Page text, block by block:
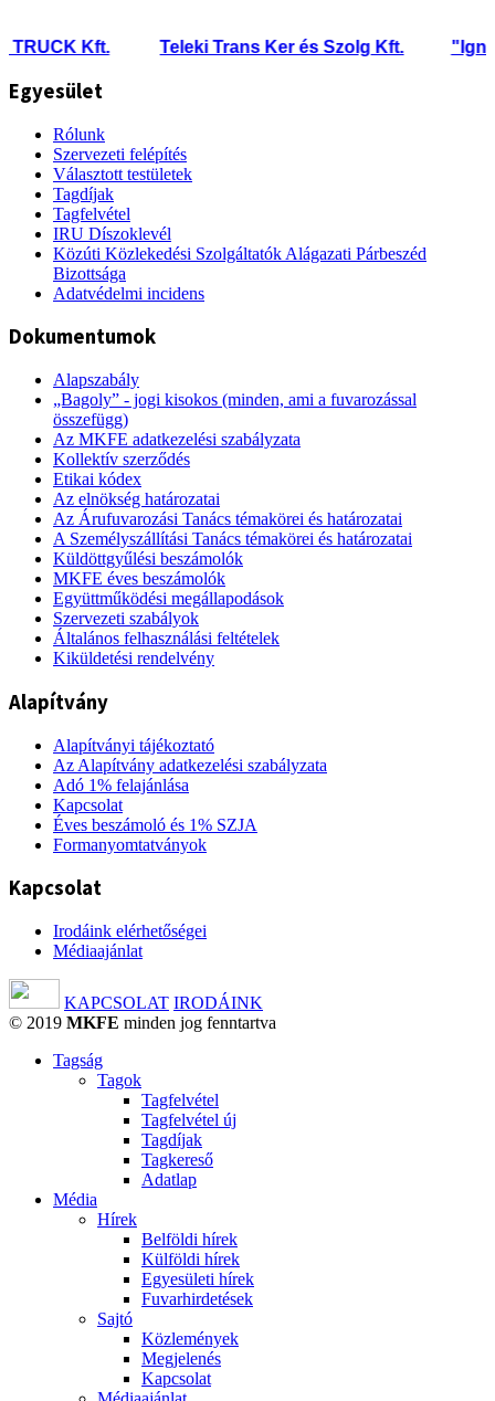
Kft. Teleki Trans Ker és Szolg Kft.
Egyesület
Rólunk
Szervezeti felépítés
Választott testületek
Tagdíjak
Tagfelvétel
IRU Díszoklevél
Közúti Közlekedési Szolgáltatók Alágazati Párbeszéd
Bizottsága
Adatvédelmi incidens
Dokumentumok
Alapszabály
„Bagoly” - jogi kisokos (minden, ami a fuvarozással
összefügg)
Az MKFE adatkezelési szabályzata
Kollektív szerződés
Etikai kódex
Az elnökség határozatai
Az Árufuvarozási Tanács témakörei és határozatai
A Személyszállítási Tanács témakörei és határozatai
Küldöttgyűlési beszámolók
MKFE éves beszámolók
Együttműködési megállapodások
Szervezeti szabályok
Általános felhasználási feltételek
Kiküldetési rendelvény
Alapítvány
Alapítványi tájékoztató
Az Alapítvány adatkezelési szabályzata
Adó 1% felajánlása
Kapcsolat
Éves beszámoló és 1% SZJA
Formanyomtatványok
Kapcsolat
Irodáink elérhetőségei
Médiaajánlat
KAPCSOLAT IRODÁINK
© 2019 MKFE minden jog fenntartva
Tagság
Tagok
Tagfelvétel
Tagfelvétel új
Tagdíjak
Tagkereső
Adatlap
Média
Hírek
Belföldi hírek
Külföldi hírek
Egyesületi hírek
Fuvarhirdetések
Sajtó
Közlemények
Megjelenés
Kapcsolat